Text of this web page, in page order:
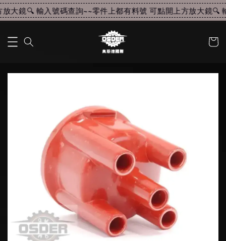
大鏡🔍 輸入號碼查詢~~零件上都有料號 可點開上方放大鏡🔍